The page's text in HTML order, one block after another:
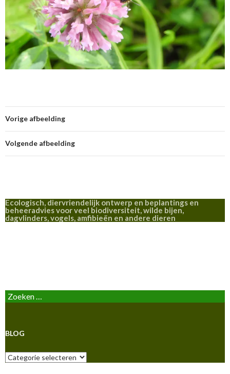
Vorige afbeelding
Volgende afbeelding
Ecologisch, diervriendelijk ontwerp en beplantings en
beheeradvies voor veel biodiversiteit, wilde bijen,
dagvlinders, vogels, amfibieën en andere dieren
Zoeken
naar:
BLOG
Blog